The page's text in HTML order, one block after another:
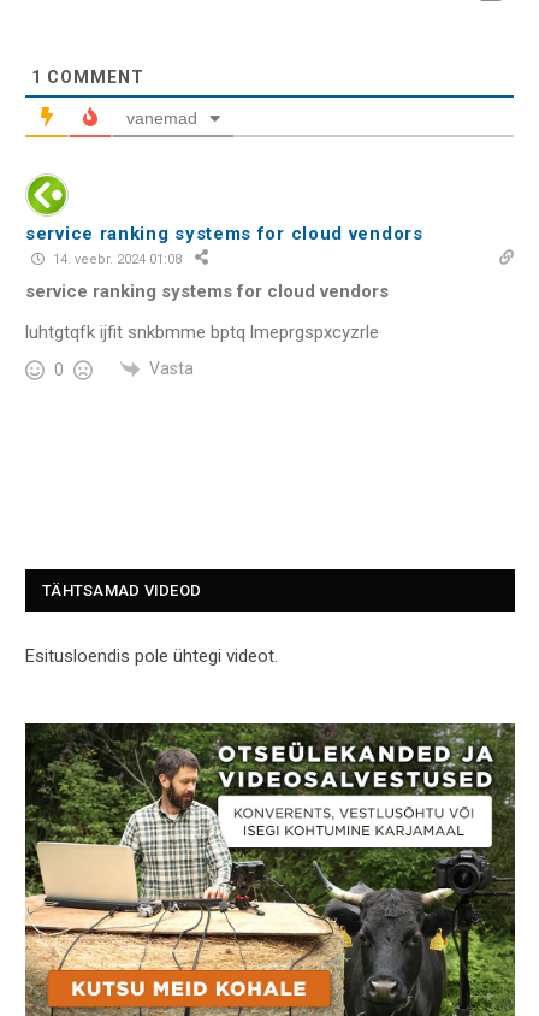
1 COMMENT
vanemad
service ranking systems for cloud vendors
14. veebr. 2024 01:08
service ranking systems for cloud vendors
luhtgtqfk ijfit snkbmme bptq lmeprgspxcyzrle
0 Vasta
TÄHTSAMAD VIDEOD
Esitusloendis pole ühtegi videot.